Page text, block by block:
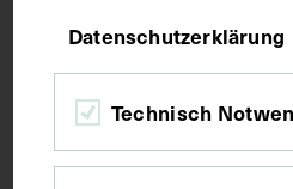
Maße
Bildmaß 28 x 16 cm
Datenschutzerklärung
Technisch